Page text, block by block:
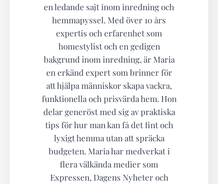
en ledande sajt inom inredning och
hemmapyssel. Med över 10 års
expertis och erfarenhet som
homestylist och en gedigen
bakgrund inom inredning, är Maria
en erkänd expert som brinner för
att hjälpa människor skapa vackra,
funktionella och prisvärda hem. Hon
delar generöst med sig av praktiska
tips för hur man kan få det fint och
lyxigt hemma utan att spräcka
budgeten. Maria har medverkat i
flera välkända medier som
Expressen, Dagens Nyheter och